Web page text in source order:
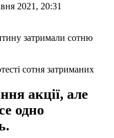
2021, 20:31
сотня затриманих
акції, але
одно